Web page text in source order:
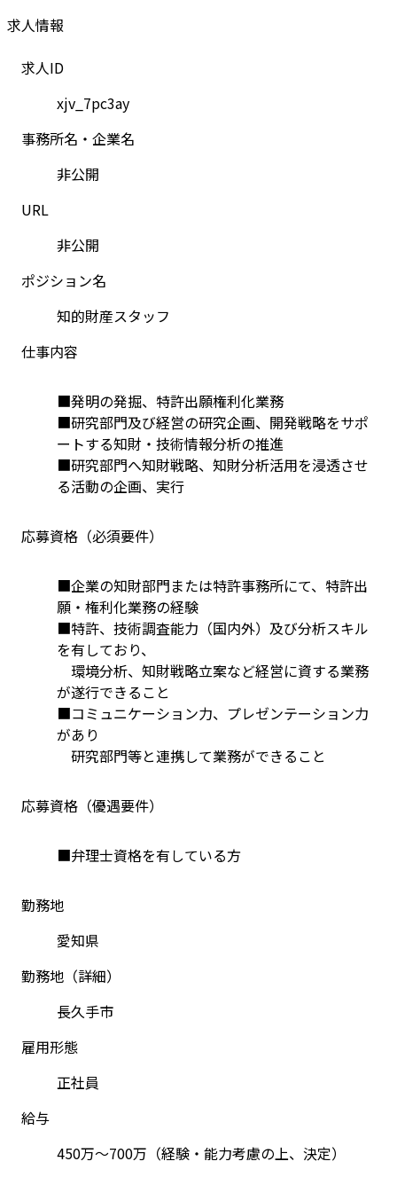
求人情報
求人ID
xjv_7pc3ay
事務所名・企業名
非公開
URL
非公開
ポジション名
知的財産スタッフ
仕事内容
■発明の発掘、特許出願権利化業務
■研究部門及び経営の研究企画、開発戦略をサポ
ートする知財・技術情報分析の推進
■研究部門へ知財戦略、知財分析活用を浸透させ
る活動の企画、実行
応募資格（必須要件）
■企業の知財部門または特許事務所にて、特許出
願・権利化業務の経験
■特許、技術調査能力（国内外）及び分析スキル
を有しており、
環境分析、知財戦略立案など経営に資する業務
が遂行できること
■コミュニケーション力、プレゼンテーション力
があり
研究部門等と連携して業務ができること
応募資格（優遇要件）
■弁理士資格を有している方
勤務地
愛知県
勤務地（詳細）
長久手市
雇用形態
正社員
給与
450万～700万（経験・能力考慮の上、決定）